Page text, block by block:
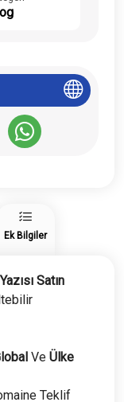
Ek Bilgiler
Satın
Ve Ülke
Teklif